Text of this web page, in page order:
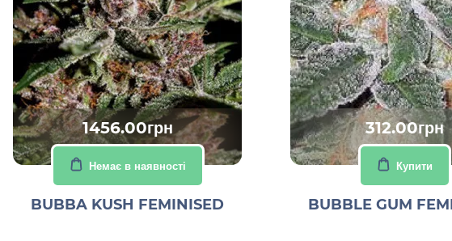
1456.00грн
Немає в наявності
BUBBA KUSH FEMINISED
312.00грн
Купити
BUBBLE GUM